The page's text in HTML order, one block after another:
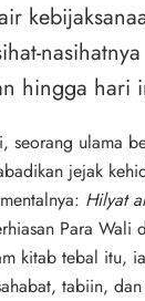
hingga hari
seorang ulama
jejak
Hilyat
Para Wali
kitab tebal itu,
tabiin,